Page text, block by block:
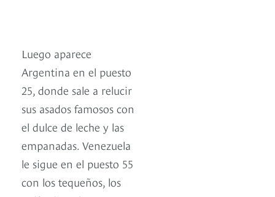
Luego aparece
Argentina en el puesto
25, donde sale a relucir
sus asados famosos con
el dulce de leche y las
empanadas. Venezuela
le sigue en el puesto 55
con los tequeños, los